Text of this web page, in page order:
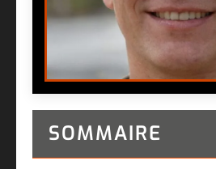
SOMMAIRE